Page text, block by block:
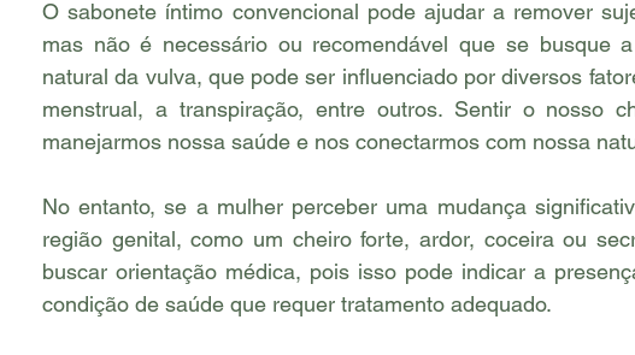
O sabonete íntimo convencional pode ajudar a remover
mas não é necessário ou recomendável que se busque
natural da vulva, que pode ser influenciado por diversos
menstrual, a transpiração, entre outros. Sentir o nosso
manejarmos nossa saúde e nos conectarmos com nossa
No entanto, se a mulher perceber uma mudança
região genital, como um cheiro forte, ardor, coceira ou
buscar orientação médica, pois isso pode indicar a
condição de saúde que requer tratamento adequado.